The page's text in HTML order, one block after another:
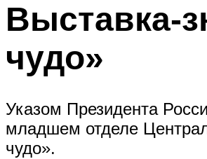
Выставка-
чудо»
Указом Президента
младшем отделе
чудо».